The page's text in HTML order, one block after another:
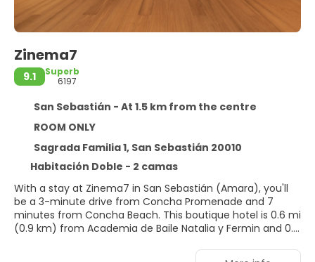
Zinema7
9.1
Superb
6197
San Sebastián - At 1.5 km from the centre
ROOM ONLY
Sagrada Familia 1, San Sebastián 20010
Habitación Doble - 2 camas
With a stay at Zinema7 in San Sebastián (Amara), you'll
be a 3-minute drive from Concha Promenade and 7
minutes from Concha Beach. This boutique hotel is 0.6 mi
(0.9 km) from Academia de Baile Natalia y Fermin and 0.6